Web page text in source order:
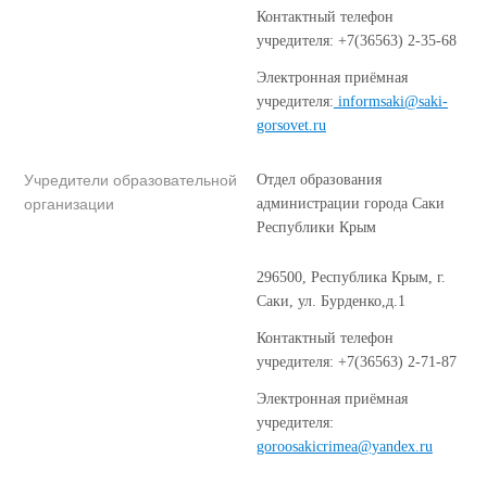
Контактный телефон
учредителя: +7(36563) 2-35-68
Электронная приёмная
учредителя: ​ informsaki@saki-
gorsovet.ru​
Учредители образовательной
организации
Отдел образования
администрации города Саки
Республики Крым ​
296500, Республика Крым, г.
Саки, ул. Бурденко,д.1
Контактный телефон
учредителя: +7(36563) 2-71-87
Электронная приёмная
учредителя:
goroosakicrimea@yandex.ru